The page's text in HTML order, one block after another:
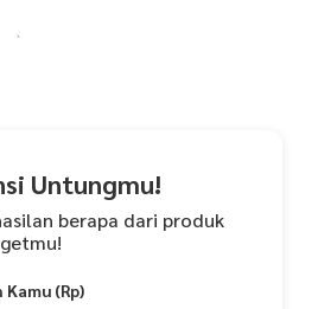
yang sangat setreachi, lembut, tidak
Untungmu!
berapa dari produk
(Rp)